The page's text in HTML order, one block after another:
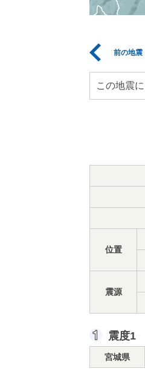
前の地震
この地震
位置
震源
震度1
宮城県